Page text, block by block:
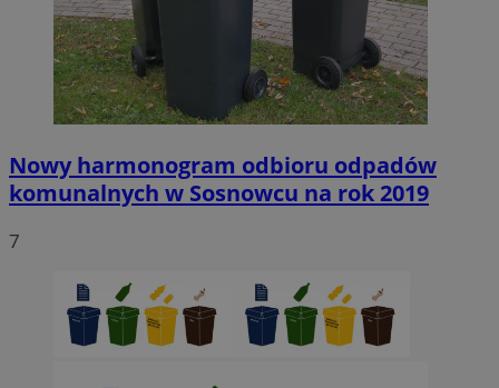
Nowy harmonogram odbioru odpadów
komunalnych w Sosnowcu na rok 2019
7